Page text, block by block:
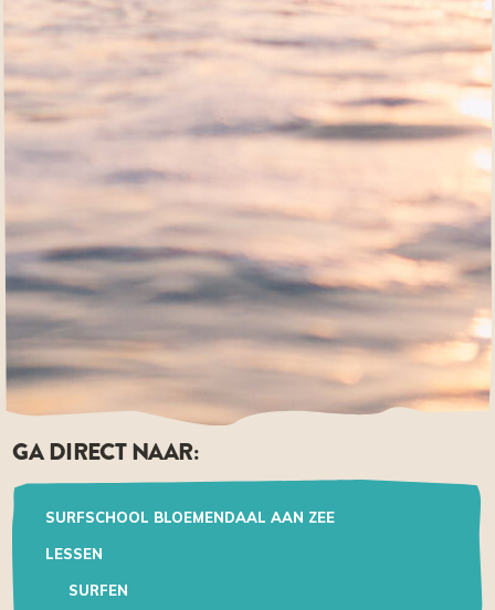
GA DIRECT NAAR:
SURFSCHOOL BLOEMENDAAL AAN ZEE
LESSEN
SURFEN